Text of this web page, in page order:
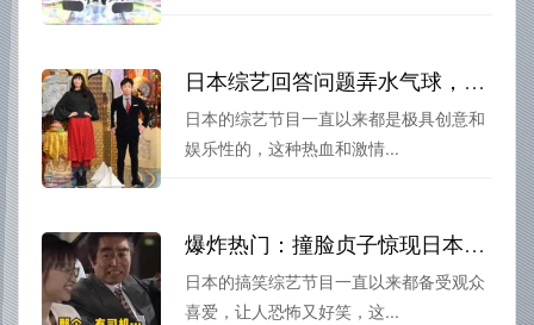
日本综艺回答问题弄水气球，超强热血对决等你来
日本的综艺节目一直以来都是极具创意和
娱乐性的，这种热血和激情...
爆炸热门：撞脸贞子惊现日本整人搞笑综艺
日本的搞笑综艺节目一直以来都备受观众
喜爱，让人恐怖又好笑，这...